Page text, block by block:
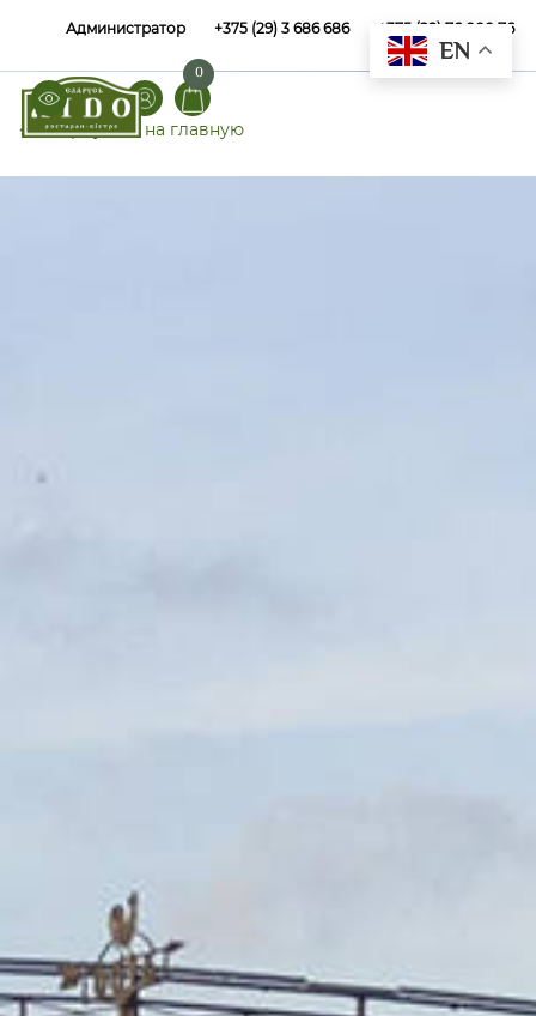
Администратор +375 (29) 3 686 686 +375 (29) 76 000 76
⟵ Вернуться на главную
0
EN